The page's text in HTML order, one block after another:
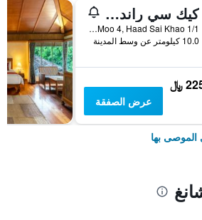
كيك سي راند ريزورت كو تشانج
1/1 Moo 4, Haad Sai Khao, كو تشانغ, تايلاند
10.0 كيلومتر عن وسط المدينة
﷼
عرض الصفقة
الموصى بها